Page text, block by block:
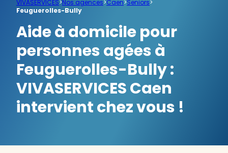
VIVASERVICES>Nos agences>Caen>Seniors>
Feuguerolles-Bully
Aide à domicile pour
personnes agées à
Feuguerolles-Bully :
VIVASERVICES Caen
intervient chez vous !